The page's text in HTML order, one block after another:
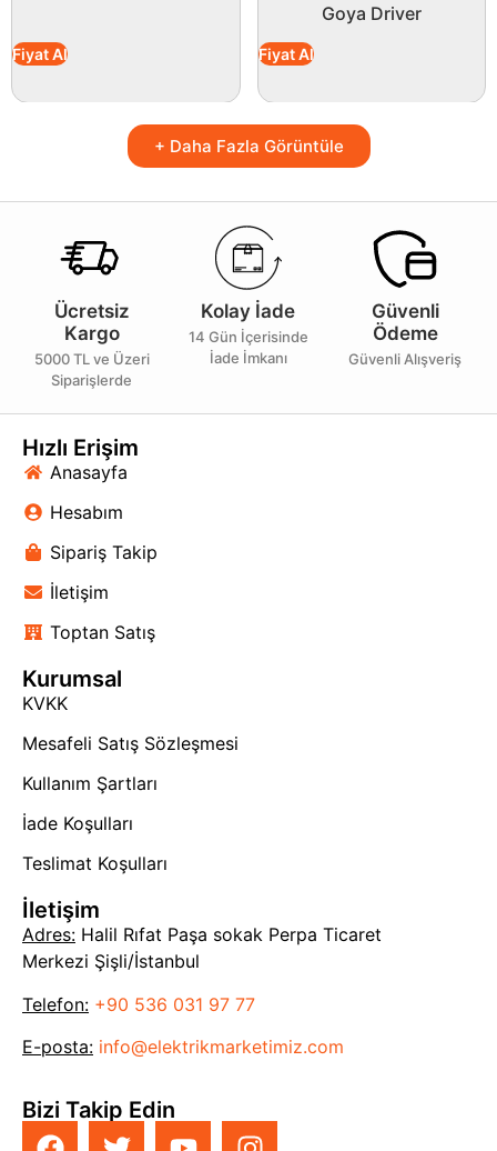
Fiyat Al
Goya Driver
Fiyat Al
+ Daha Fazla Görüntüle
Ücretsiz
Kargo
5000 TL ve Üzeri
Siparişlerde
Kolay İade
14 Gün İçerisinde
İade İmkanı
Güvenli
Ödeme
Güvenli Alışveriş
Hızlı Erişim
Anasayfa
Hesabım
Sipariş Takip
İletişim
Toptan Satış
Kurumsal
KVKK
Mesafeli Satış Sözleşmesi
Kullanım Şartları
İade Koşulları
Teslimat Koşulları
İletişim
Adres: Halil Rıfat Paşa sokak Perpa Ticaret
Merkezi Şişli/İstanbul
Telefon: +90 536 031 97 77
E-posta: info@elektrikmarketimiz.com
Bizi Takip Edin